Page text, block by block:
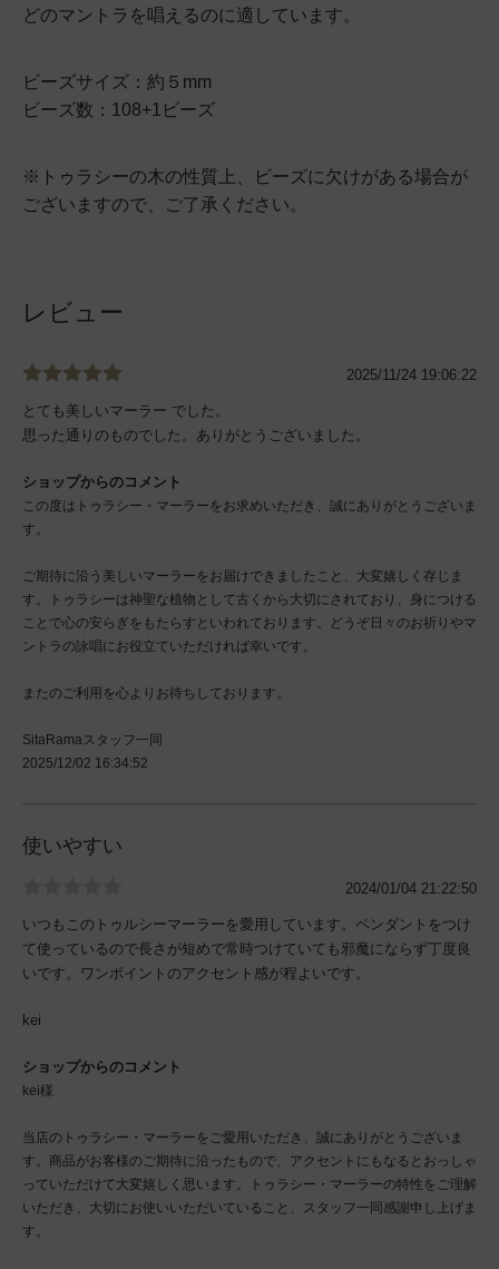
どのマントラを唱えるのに適しています。
ビーズサイズ：約５mm
ビーズ数：108+1ビーズ
※トゥラシーの木の性質上、ビーズに欠けがある場合が
ございますので、ご了承ください。
レビュー
2025/11/24 19:06:22
とても美しいマーラー でした。
思った通りのものでした。ありがとうございました。
ショップからのコメント
この度はトゥラシー・マーラーをお求めいただき、誠にありがとうございま
す。
ご期待に沿う美しいマーラーをお届けできましたこと、大変嬉しく存じま
す。トゥラシーは神聖な植物として古くから大切にされており、身につける
ことで心の安らぎをもたらすといわれております。どうぞ日々のお祈りやマ
ントラの詠唱にお役立ていただければ幸いです。
またのご利用を心よりお待ちしております。
SitaRamaスタッフ一同
2025/12/02 16:34:52
使いやすい
2024/01/04 21:22:50
いつもこのトゥルシーマーラーを愛用しています。ペンダントをつけ
て使っているので長さが短めで常時つけていても邪魔にならず丁度良
いです。ワンポイントのアクセント感が程よいです。
kei
ショップからのコメント
kei様
当店のトゥラシー・マーラーをご愛用いただき、誠にありがとうございま
す。商品がお客様のご期待に沿ったもので、アクセントにもなるとおっしゃ
っていただけて大変嬉しく思います。トゥラシー・マーラーの特性をご理解
いただき、大切にお使いいただいていること、スタッフ一同感謝申し上げま
す。